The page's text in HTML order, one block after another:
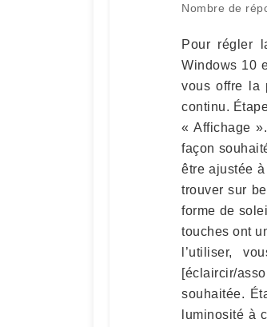
Nombre de
Pour régler
Windows 10
vous offre la
continu.
« Affichage
façon
être ajustée
trouver sur
forme de
touches ont
l’utiliser,
[éclaircir/
souhaitée.
luminosité à